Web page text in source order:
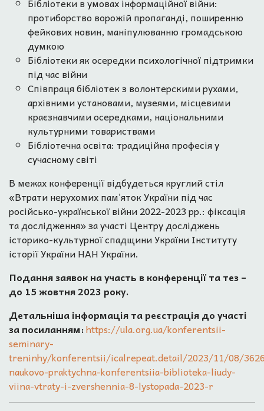
протиборство ворожій пропаганді, поширенню
фейкових новин, маніпулюванню громадською
думкою
Бібліотеки як осередки психологічної підтримки
під час війни
Співпраця бібліотек з волонтерскими рухами,
архівними установами, музеями, місцевими
краєзнавчими осередками, національними
культурними товариствами
Бібліотечна освіта: традиційна професія у
сучасному світі
В межах конференції відбудеться круглий стіл
«Втрати нерухомих пам’яток України під час
російсько-української війни 2022-2023 рр.: фіксація
та дослідження» за участі Центру досліджень
історико-культурної спадщини України Інституту
історії України НАН України.
Подання заявок на участь в конференції та тез –
до 15 жовтня 2023 року.
Детальніша інформація та реєстрація до участі
за посиланням:https://ula.org.ua/konferentsii-
seminary-
treninhy/konferentsii/icalrepeat.detail/2023/11/08/
naukovo-praktychna-konferentsiia-biblioteka-liudy-
viina-vtraty-i-zvershennia-8-lystopada-2023-r